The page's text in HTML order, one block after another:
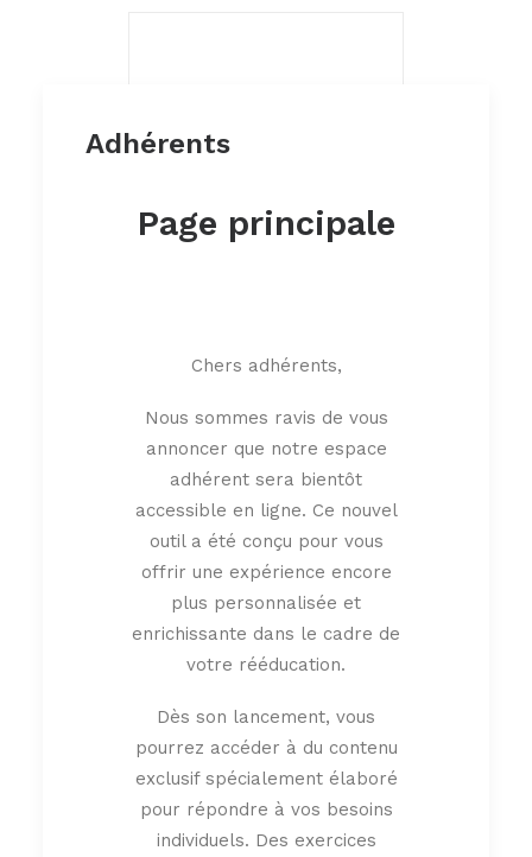
Thérapie manuelle
orthopédique
Adhérents
Page principale
Chers adhérents,
Nous sommes ravis de vous
annoncer que notre espace
adhérent sera bientôt
accessible en ligne. Ce nouvel
outil a été conçu pour vous
offrir une expérience encore
plus personnalisée et
enrichissante dans le cadre de
votre rééducation.
Dès son lancement, vous
pourrez accéder à du contenu
exclusif spécialement élaboré
pour répondre à vos besoins
individuels. Des exercices